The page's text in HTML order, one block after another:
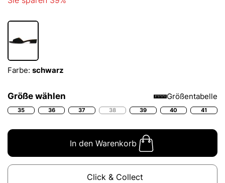
Farbe: schwarz
Größe wählen Größentabelle
35 36 37 38 39 40 41
In den Warenkorb
Click & Collect